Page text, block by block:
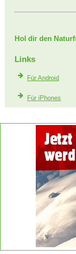
Hol dir den
Links
Für Android
Für iPhones